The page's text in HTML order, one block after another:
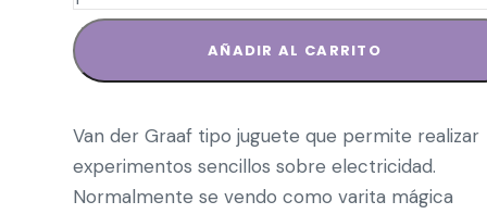
AÑADIR AL CARRITO
Van der Graaf tipo juguete que permite realizar
experimentos sencillos sobre electricidad.
Normalmente se vendo como varita mágica